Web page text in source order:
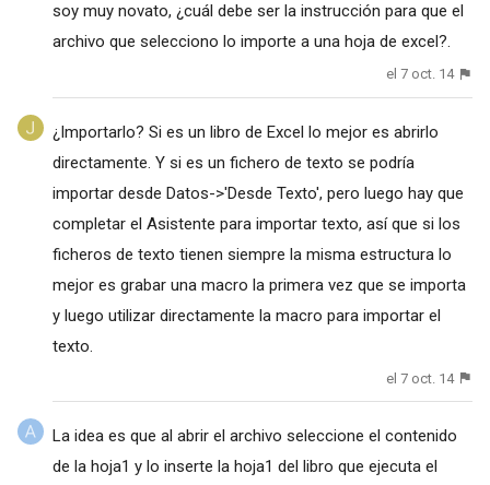
soy muy novato, ¿cuál debe ser la instrucción para que el
archivo que selecciono lo importe a una hoja de excel?.
el 7 oct. 14
¿Importarlo? Si es un libro de Excel lo mejor es abrirlo
directamente. Y si es un fichero de texto se podría
importar desde Datos->'Desde Texto', pero luego hay que
completar el Asistente para importar texto, así que si los
ficheros de texto tienen siempre la misma estructura lo
mejor es grabar una macro la primera vez que se importa
y luego utilizar directamente la macro para importar el
texto.
el 7 oct. 14
La idea es que al abrir el archivo seleccione el contenido
de la hoja1 y lo inserte la hoja1 del libro que ejecuta el